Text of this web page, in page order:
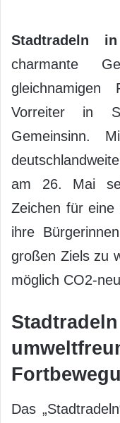
Stadtradeln
charmante
Vorreiter in
Gemeinsinn.
am 26. Mai
Zeichen für eine
ihre
großen Ziels zu
möglich CO2-
Das